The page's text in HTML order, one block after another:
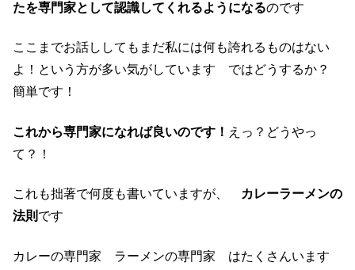
たを専門家として認識してくれるようになるのです
ここまでお話ししてもまだ私には何も誇れるものはない
よ！という方が多い気がしています ではどうするか？
簡単です！
これから専門家になれば良いのです！ えっ？どうやっ
て？！
これも拙著で何度も書いていますが、
カレーラーメンの
法則 です
カレーの専門家 ラーメンの専門家 はたくさんいます